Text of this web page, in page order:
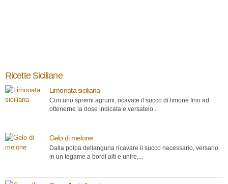
Ricette Siciliane
Limonata siciliana
Con uno spremi agrumi, ricavate il succo di limone fino ad
ottenerne la dose indicata e versatelo...
Gelo di melone
Dalla polpa dellanguria ricavare il succo necessario, versarlo
in un tegame a bordi alti e unire,...